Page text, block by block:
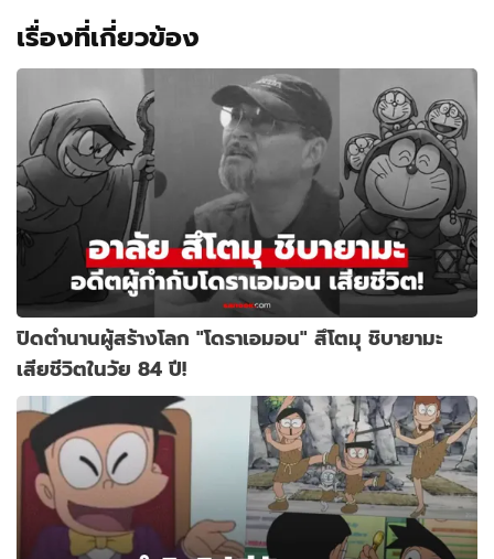
เรื่องที่เกี่ยวข้อง
ปิดตำนานผู้สร้างโลก "โดราเอมอน" สึโตมุ ชิบายามะ
เสียชีวิตในวัย 84 ปี!